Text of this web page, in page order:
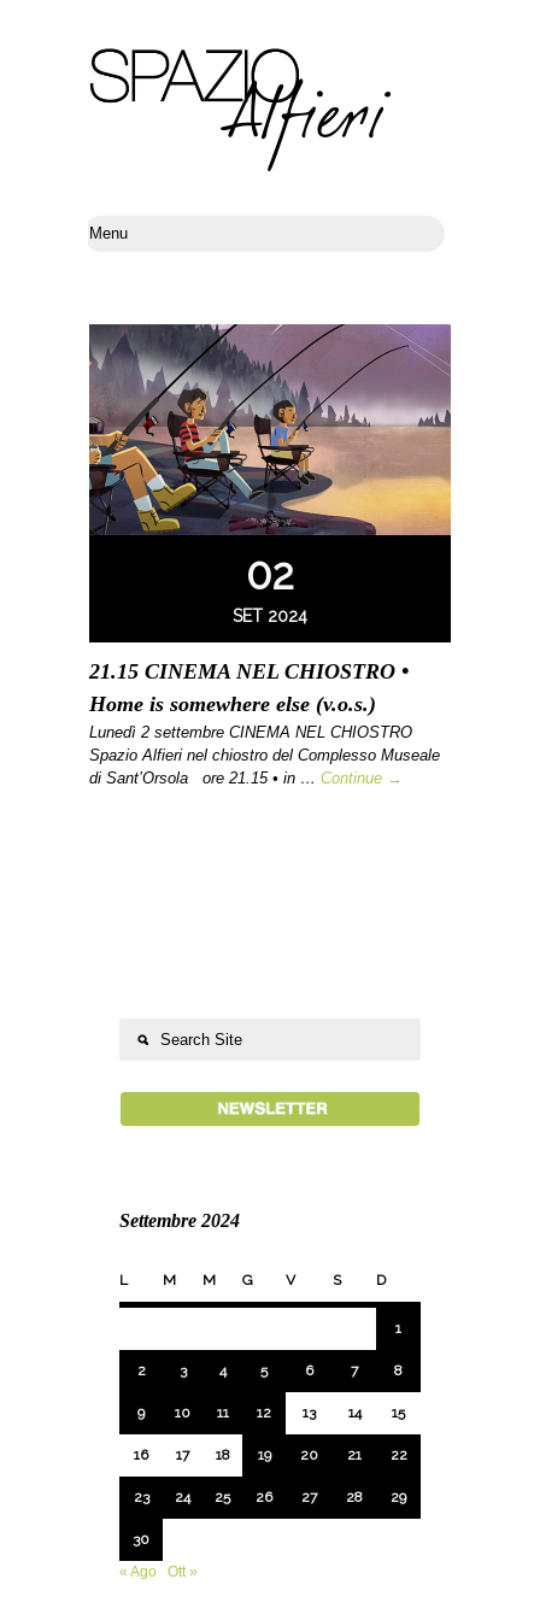
02
SET 2024
21.15 CINEMA NEL CHIOSTRO •
Home is somewhere else (v.o.s.)
Lunedì 2 settembre CINEMA NEL CHIOSTRO
Spazio Alfieri nel chiostro del Complesso Museale
di Sant’Orsola ore 21.15 • in … Continue →
Settembre 2024
L M M G V S D
1
2 3 4 5 6 7 8
9 10 11 12 13 14 15
16 17 18 19 20 21 22
23 24 25 26 27 28 29
30
« Ago
Ott »